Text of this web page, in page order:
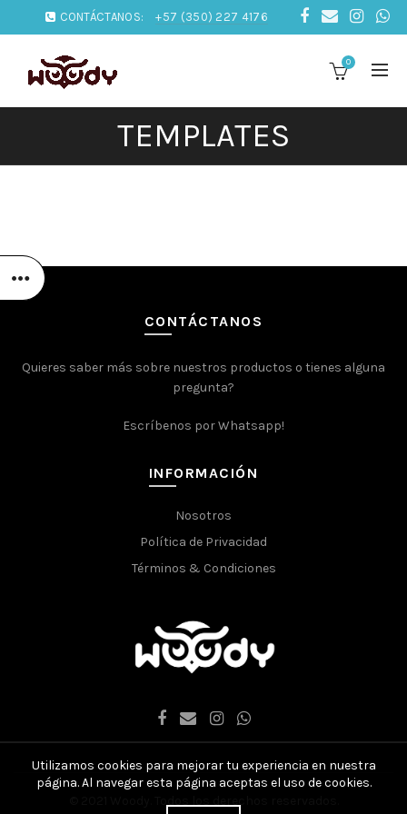
CONTÁCTANOS: +57 (350) 227 4176
0
TEMPLATES
CONTÁCTANOS
Quieres saber más sobre nuestros productos o tienes alguna
pregunta?
Escríbenos por Whatsapp!
INFORMACIÓN
Nosotros
Política de Privacidad
Términos & Condiciones
Utilizamos cookies para mejorar tu experiencia en nuestra
página. Al navegar esta página aceptas el uso de cookies.